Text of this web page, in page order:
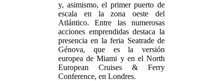
y, asimismo, el primer puerto de
escala en la zona oeste del
Atlántico. Entre las numerosas
acciones emprendidas destaca la
presencia en la feria Seatrade de
Génova, que es la versión
europea de Miami y en el North
European Cruises & Ferry
Conference, en Londres.